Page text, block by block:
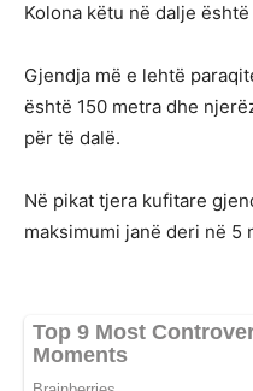
Kolona këtu në dalje
Gjendja më e lehtë
është 150 metra dhe
për të dalë.
Në pikat tjera kufitare
maksimumi janë deri në 5